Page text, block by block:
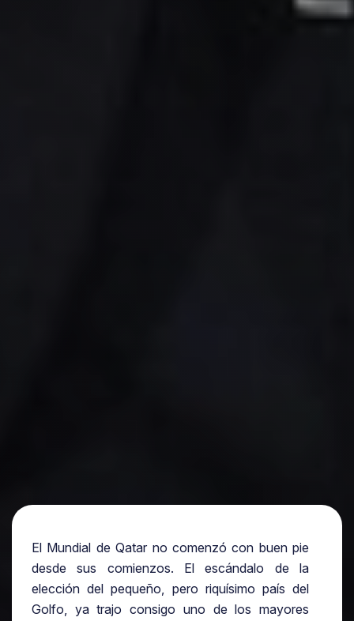
El Mundial de Qatar no comenzó con buen pie
desde sus comienzos. El escándalo de la
elección del pequeño, pero riquísimo país del
Golfo, ya trajo consigo uno de los mayores